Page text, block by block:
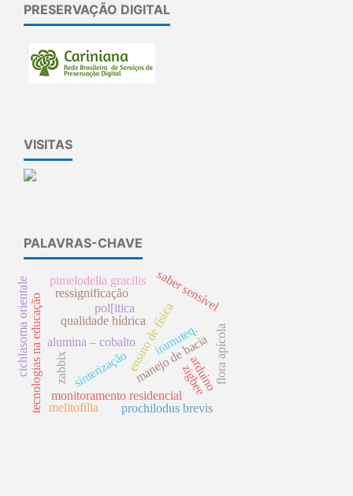
PRESERVAÇÃO DIGITAL
VISITAS
PALAVRAS-CHAVE
ensino de física
qualidade hídrica
manejo de bacia
tecnologias na educação alumina – cobalto
sinterização
monitoramento residencialzigbee
zabbix
pol[itica
ressignificação
cichlasoma orientale pimelodella gracilis
prochilodus brevis
saber sensível
iramuteq. flora apícola
melitofilia
arduino